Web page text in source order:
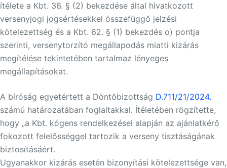
ítélete a Kbt. 36. § (2) bekezdése által hivatkozott
versenyjogi jogsértésekkel összefüggő jelzési
kötelezettség és a Kbt. 62. § (1) bekezdés o) pontja
szerinti, versenytorzító megállapodás miatti kizárás
megítélése tekintetében tartalmaz lényeges
megállapításokat.
A bíróság egyetértett a Döntőbizottság D.711/21/2024.
számú határozatában foglaltakkal. Ítéletében rögzítette,
hogy „a Kbt. kógens rendelkezései alapján az ajánlatkérő
fokozott felelősséggel tartozik a verseny tisztáságának
biztosításáért.
Ugyanakkor kizárás esetén bizonyítási kötelezettsége van,